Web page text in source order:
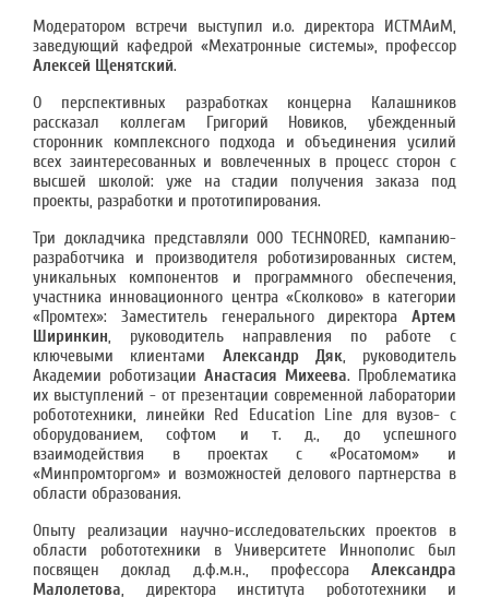
Модератором встречи выступил и.о. директора ИСТМАиМ,
заведующий кафедрой «Мехатронные системы», профессор
Алексей Щенятский.
О перспективных разработках концерна Калашников
рассказал коллегам Григорий Новиков, убежденный
сторонник комплексного подхода и объединения усилий
всех заинтересованных и вовлеченных в процесс сторон с
высшей школой: уже на стадии получения заказа под
проекты, разработки и прототипирования.
Три докладчика представляли OOO TECHNORED, кампанию-
разработчика и производителя роботизированных систем,
уникальных компонентов и программного обеспечения,
участника инновационного центра «Сколково» в категории
«Промтех»: Заместитель генерального директора Артем
Ширинкин, руководитель направления по работе с
ключевыми клиентами Александр Дяк, руководитель
Академии роботизации Анастасия Михеева. Проблематика
их выступлений - от презентации современной лаборатории
робототехники, линейки Red Education Line для вузов- с
оборудованием, софтом и т. д., до успешного
взаимодействия в проектах с «Росатомом» и
«Минпромторгом» и возможностей делового партнерства в
области образования.
Опыту реализации научно-исследовательских проектов в
области робототехники в Университете Иннополис был
посвящен доклад д.ф.м.н., профессора Александра
Малолетова, директора института робототехники и